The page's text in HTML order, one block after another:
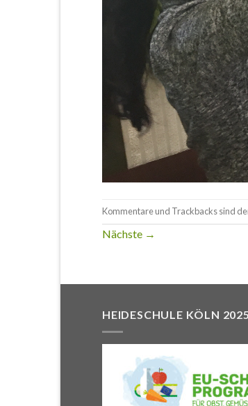
Kommentare und Trackbacks sind
Nächste →
HEIDESCHULE KÖLN